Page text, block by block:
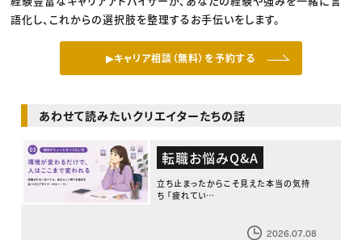
語化し、これからの選択肢を整理するお手伝いをします。
▶キャリア相談（無料）を予約する
あわせて読みたいクリエイターたちの話
転職お悩みQ&A
立ち止まったからこそ見えた本当の気持
ち 「疲れてい…
2026.07.08